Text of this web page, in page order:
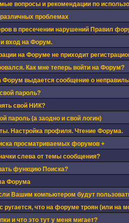
вопросы и рекомендации по
различных проблемах
в пресечении нарушений Правил
и вход на Форум.
на Форуме не приходит
Как мне теперь войти на Форум?
Форум выдается сообщение о
пароль?
свой НИК?
пароль (а заодно и свой логин)
Настройка профиля. Чтение Форума.
просматриваемых форумов +
слева от темы сообщения?
функцию Поиска?
Форума
Вашим компьютером будут
ругается, что на форуме троян (или на
и что это тут у меня мигает?